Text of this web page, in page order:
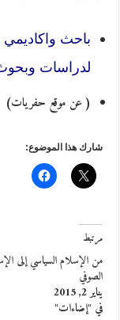
باحث واكاديمي
لدراسات
( عن موقع حفريات)
شارك هذا الموضوع:
مرتبط
من الإسلام السياسي إلى
الصوفي
يناير 2, 2015
في "إضاءات"